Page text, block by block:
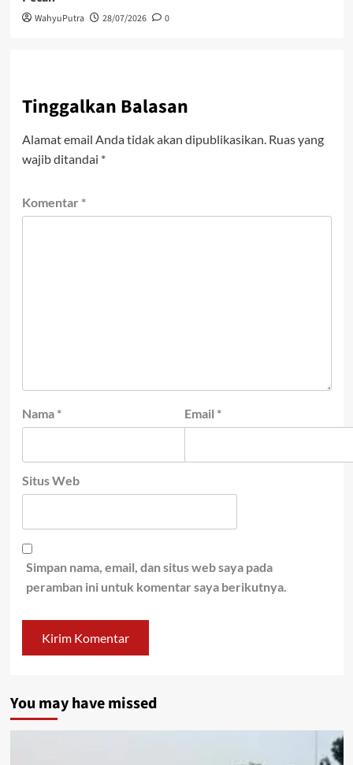
WahyuPutra 28/07/2026 0
Tinggalkan Balasan
Alamat email Anda tidak akan dipublikasikan. Ruas yang
wajib ditandai *
Komentar *
Nama * Email *
Situs Web
Simpan nama, email, dan situs web saya pada
peramban ini untuk komentar saya berikutnya.
You may have missed